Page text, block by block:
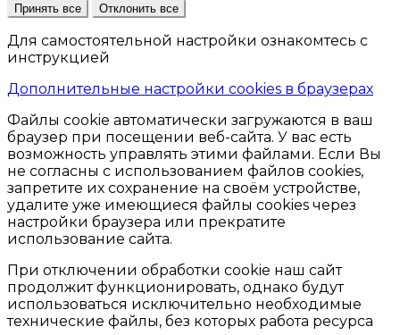
Принять все Отклонить все
Для самостоятельной настройки ознакомтесь с
инструкцией
Дополнительные настройки cookies в браузерах
Файлы cookie автоматически загружаются в ваш
браузер при посещении веб-сайта. У вас есть
возможность управлять этими файлами. Если Вы
не согласны с использованием файлов cookies,
запретите их сохранение на своём устройстве,
удалите уже имеющиеся файлы cookies через
настройки браузера или прекратите
использование сайта.
При отключении обработки cookie наш сайт
продолжит функционировать, однако будут
использоваться исключительно необходимые
технические файлы, без которых работа ресурса